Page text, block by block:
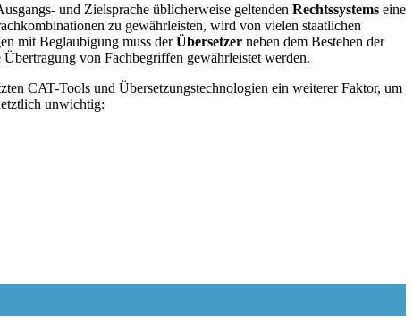
und Zielsprache üblicherweise geltenden Rechtssystems eine
zu gewährleisten, wird von vielen staatlichen
mit Beglaubigung muss derÜbersetzer neben dem Bestehen der
von Fachbegriffen gewährleistet werden.
CAT-Tools und Übersetzungstechnologien ein weiterer Faktor, um
unwichtig: